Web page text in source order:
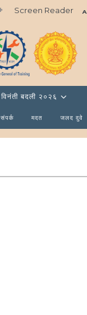
Screen Reader A
विनंती बदली २०२६
संपर्क मदत जलद दुवे